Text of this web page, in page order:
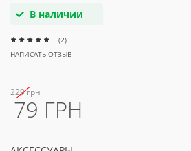
В наличии
(2)
НАПИСАТЬ ОТЗЫВ
229 грн
79 ГРН